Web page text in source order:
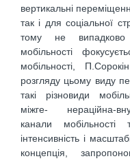
вертикальні
так і для соціальної
тому не випадково
мобільності
мобіль­ності,
розгляду цьому виду
такі різновиди
міжге- нераційна-
канали мобільності
інтенсивність і
концеп­ція,